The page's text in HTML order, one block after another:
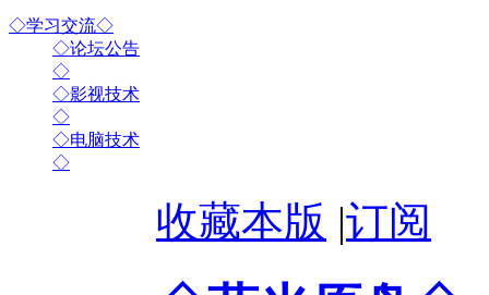
◇学习交流◇
◇论坛公告
◇
◇影视技术
◇
◇电脑技术
◇
收藏本版 |订阅